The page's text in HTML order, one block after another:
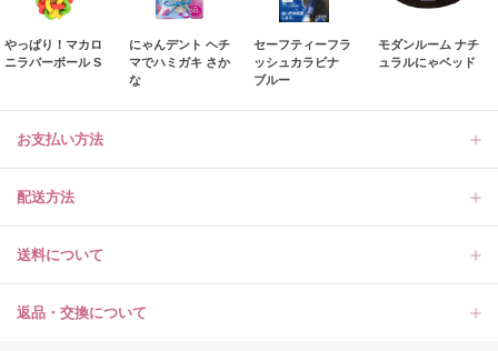
やっぱり！マカロ
ニラバーボール S
にゃんデント ヘチ
マでハミガキ さか
な
セーフティーフラ
ッシュカラビナ
ブルー
モダンルーム ナチ
ュラルにゃベッド
お支払い方法
配送方法
送料について
返品・交換について